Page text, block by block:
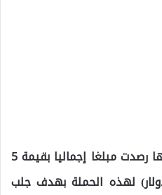
وقالت وزارة الزراعة التركية إنها رصدت مبلغا إجماليا بقيمة 5
(نحو 640 ألف دولار) لهذه الحملة بهدف جلب